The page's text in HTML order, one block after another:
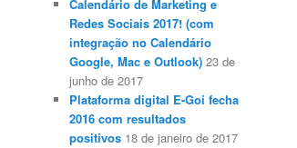
Calendário de Marketing e
Redes Sociais 2017! (com
integração no Calendário
Google, Mac e Outlook) 23 de
junho de 2017
Plataforma digital E-Goi fecha
2016 com resultados
positivos 18 de janeiro de 2017